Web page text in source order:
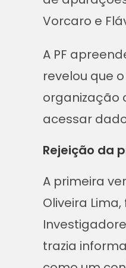
Vorcaro e
A PF
revelou que
organização
acessar
Rejeição da
A primeira
Oliveira
trazia